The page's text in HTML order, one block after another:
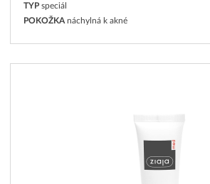
TYP speciál
POKOŽKA náchylná k akné